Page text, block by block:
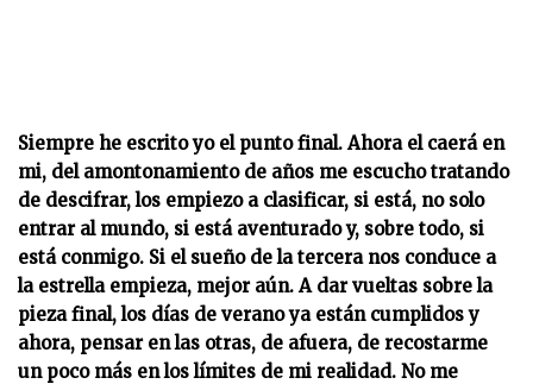
Siempre he escrito yo el punto final. Ahora el caerá en
mi, del amontonamiento de años me escucho tratando
de descifrar, los empiezo a clasificar, si está, no solo
entrar al mundo, si está aventurado y, sobre todo, si
está conmigo. Si el sueño de la tercera nos conduce a
la estrella empieza, mejor aún. A dar vueltas sobre la
pieza final, los días de verano ya están cumplidos y
ahora, pensar en las otras, de afuera, de recostarme
un poco más en los límites de mi realidad. No me